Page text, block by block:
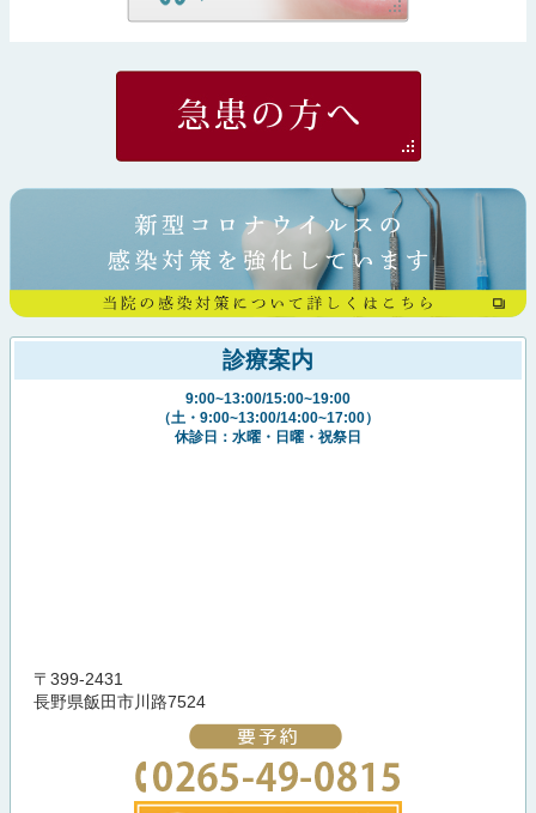
診療案内
9:00~13:00/15:00~19:00
（土・9:00~13:00/14:00~17:00）
休診日：水曜・日曜・祝祭日
〒399-2431
長野県飯田市川路7524